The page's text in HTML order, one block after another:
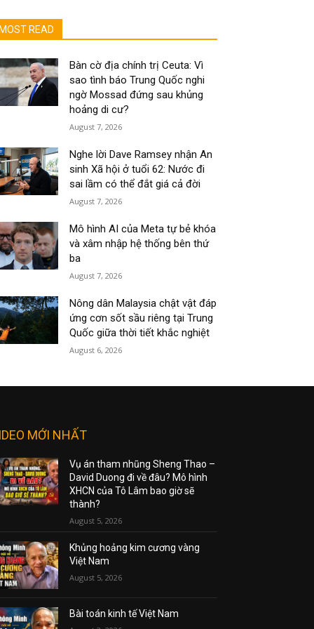
MOST READ
Bàn cờ địa chính trị Ceuta: Vì
sao tình báo Trung Quốc nghi
ngờ Mossad đứng sau khủng
hoảng di cư?
August 7, 2026
Nghe lời Dave Ramsey nhận An
sinh Xã hội ở tuổi 62: Nước đi
sai lầm có thể đắt giá cả đời
August 7, 2026
Mô hình AI của Meta tự bẻ khóa
và xâm nhập hệ thống bên thứ
ba
August 7, 2026
Nông dân Malaysia chật vật đáp
ứng cơn sốt sầu riêng tại Trung
Quốc giữa thời tiết khắc nghiệt
August 6, 2026
MỚI NHẤT
Vụ án tham nhũng Sheng Thao –
David Duong đi về đâu? Mô hình
XHCN của Tô Lâm bao giờ sẽ
thành?
August 5, 2026
Khủng hoảng kim cương vàng
Việt Nam
August 5, 2026
Bài toán kinh tế Việt Nam